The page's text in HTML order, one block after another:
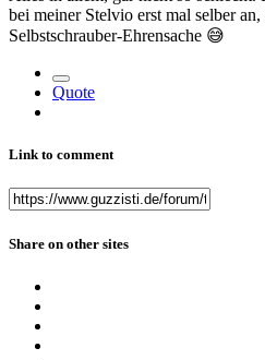
bei meiner Stelvio erst mal selber
Selbstschrauber-Ehrensache 😅
Quote
Link to comment
Share on other sites